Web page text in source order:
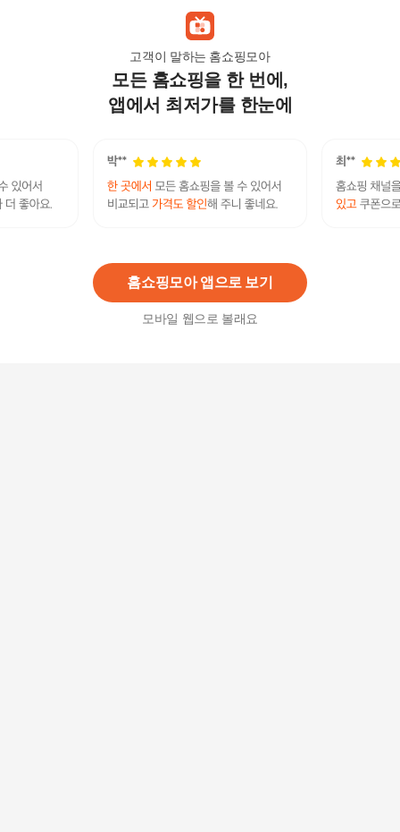
고객이 말하는 홈쇼핑모아
모든 홈쇼핑을 한 번에,
앱에서 최저가를 한눈에
홈쇼핑모아 앱으로 보기
모바일 웹으로 볼래요
여성 AB컵 브라팬티세트
10,800원
비욘세 브라1+팬티2 세트